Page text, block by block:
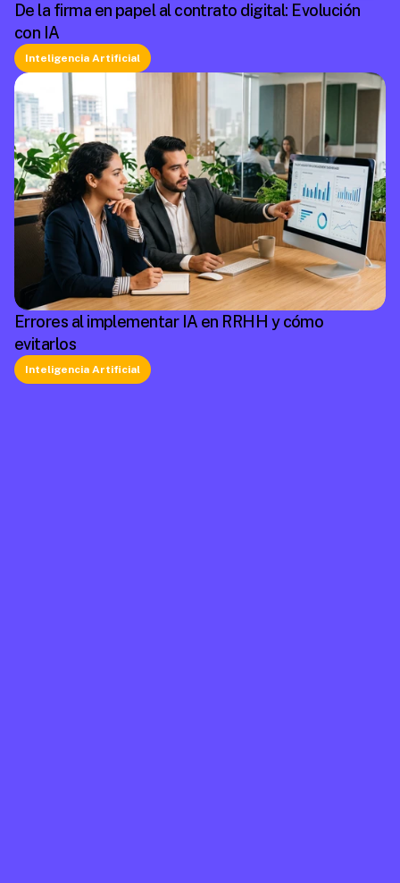
De la firma en papel al contrato digital: Evolución
con IA
Inteligencia Artificial
Errores al implementar IA en RRHH y cómo
evitarlos
Inteligencia Artificial